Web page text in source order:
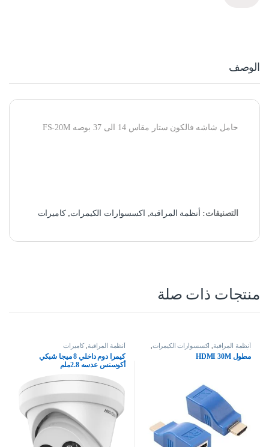
الوصف
حامل شاشه فالكون ستار مقاس 14 الى 37 بوصه FS-20M
التصنيفات: أنظمة المراقبة, اكسسوارات الكيمرات,كاميرات
منتجات ذات صلة
أنظمة المراقبة اكسسوارات الكيمرات
كاميرات
مطول HDMI 30M
أنظمة المراقبة كاميرات
كيمرا دوم داخلي 8 ميجا شبكي
أكوسنس عدسه 2.8ملم